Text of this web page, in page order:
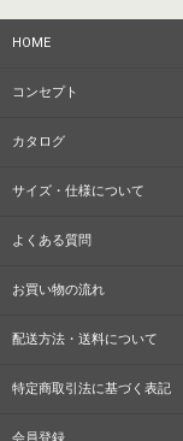
HOME
コンセプト
カタログ
サイズ・仕様について
よくある質問
お買い物の流れ
配送方法・送料について
特定商取引法に基づく表記
会員登録